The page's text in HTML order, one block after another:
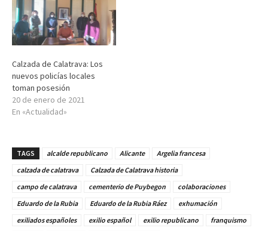
Calzada de Calatrava: Los
nuevos policías locales
toman posesión
20 de enero de 2021
En «Actualidad»
TAGS alcalde republicano Alicante
Argelia francesa
calzada de calatrava
Calzada de Calatrava historia
campo de calatrava
cementerio de Puybegon
colaboraciones
Eduardo de la Rubia
Eduardo de la Rubia Ráez
exhumación
exiliados españoles
exilio español exilio republicano
franquismo